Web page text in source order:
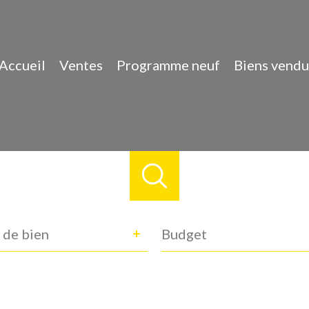
Accueil Ventes Programme neuf Biens
de bien